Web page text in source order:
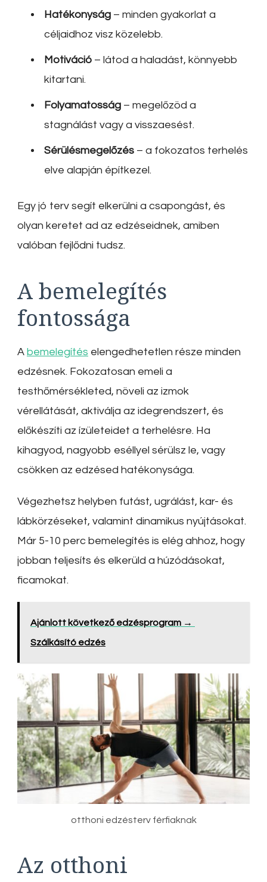
Hatékonyság – minden gyakorlat a
céljaidhoz visz közelebb.
Motiváció – látod a haladást, könnyebb
kitartani.
Folyamatosság – megelőzöd a
stagnálást vagy a visszaesést.
Sérülésmegelőzés – a fokozatos terhelés
elve alapján építkezel.
Egy jó terv segít elkerülni a csapongást, és
olyan keretet ad az edzéseidnek, amiben
valóban fejlődni tudsz.
A bemelegítés
fontossága
A bemelegítés elengedhetetlen része minden
edzésnek. Fokozatosan emeli a
testhőmérsékleted, növeli az izmok
vérellátását, aktiválja az idegrendszert, és
előkészíti az ízületeidet a terhelésre. Ha
kihagyod, nagyobb eséllyel sérülsz le, vagy
csökken az edzésed hatékonysága.
Végezhetsz helyben futást, ugrálást, kar- és
lábkörzéseket, valamint dinamikus nyújtásokat.
Már 5-10 perc bemelegítés is elég ahhoz, hogy
jobban teljesíts és elkerüld a húzódásokat,
ficamokat.
Ajánlott következő edzésprogram →
Szálkásító edzés
otthoni edzésterv férfiaknak
Az otthoni